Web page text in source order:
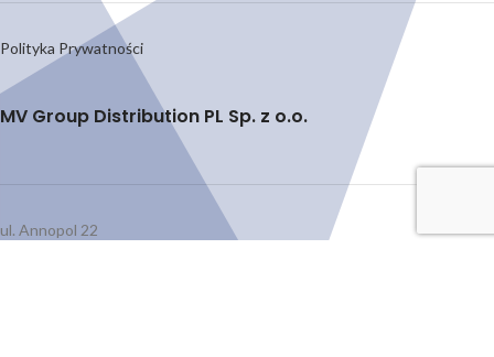
Polityka Prywatności
MV Group Distribution PL Sp. z o.o.
ul. Annopol 22